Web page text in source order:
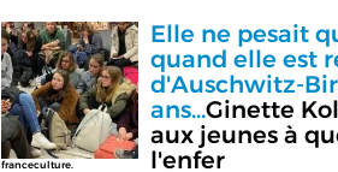
franceculture.
Elle ne pesait
quand elle est
d'Auschwitz-
ans...Ginette
aux jeunes à
l'enfer